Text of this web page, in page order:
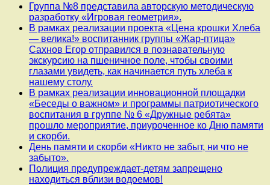
Группа №8 представила авторскую методическую
разработку «Игровая геометрия».
В рамках реализации проекта «Цена крошки Хлеба
— велика!» воспитанник группы «Жар-птица»
Сахнов Егор отправился в познавательную
экскурсию на пшеничное поле, чтобы своими
глазами увидеть, как начинается путь хлеба к
нашему столу.
В рамках реализации инновационной площадки
«Беседы о важном» и программы патриотического
воспитания в группе № 6 «Дружные ребята»
прошло мероприятие, приуроченное ко Дню памяти
и скорби.
День памяти и скорби «Никто не забыт, ни что не
забыто».
Полиция предупреждает-детям запрещено
находиться вблизи водоемов!